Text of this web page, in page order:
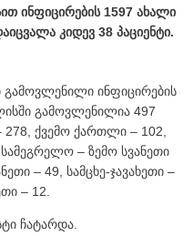
ინფიცირების 1597 ახალი
კიდევ 38 პაციენტი.
ინფიცირების
გამოვლენილია 497
278, ქვემო ქართლი – 102,
– ზემო სვანეთი
– 49, სამცხე-ჯავახეთი –
– 12.
ჩატარდა.